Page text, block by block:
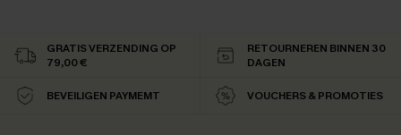
GRATIS VERZENDING OP
79,00 €
RETOURNEREN BINNEN 30
DAGEN
BEVEILIGEN PAYMEMT VOUCHERS & PROMOTIES